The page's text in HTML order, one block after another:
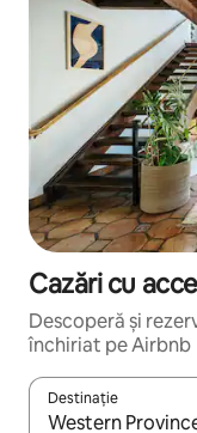
Cazări cu
Descoperă și
închiriat pe Airbnb
Destinație
Când se încarcă